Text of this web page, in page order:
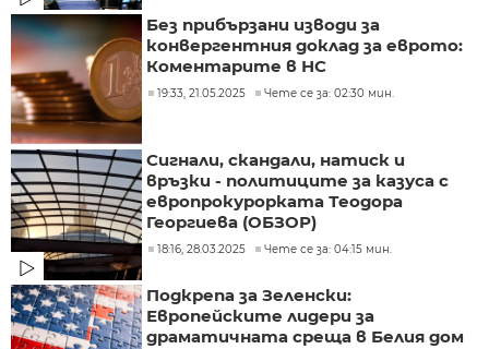
Без прибързани изводи за
конвергентния доклад за еврото:
Коментарите в НС
19:33, 21.05.2025 Чете се за: 02:30 мин.
Сигнали, скандали, натиск и
връзки - политиците за казуса с
европрокурорката Теодора
Георгиева (ОБЗОР)
18:16, 28.03.2025 Чете се за: 04:15 мин.
Подкрепа за Зеленски:
Европейските лидери за
драматичната среща в Белия дом